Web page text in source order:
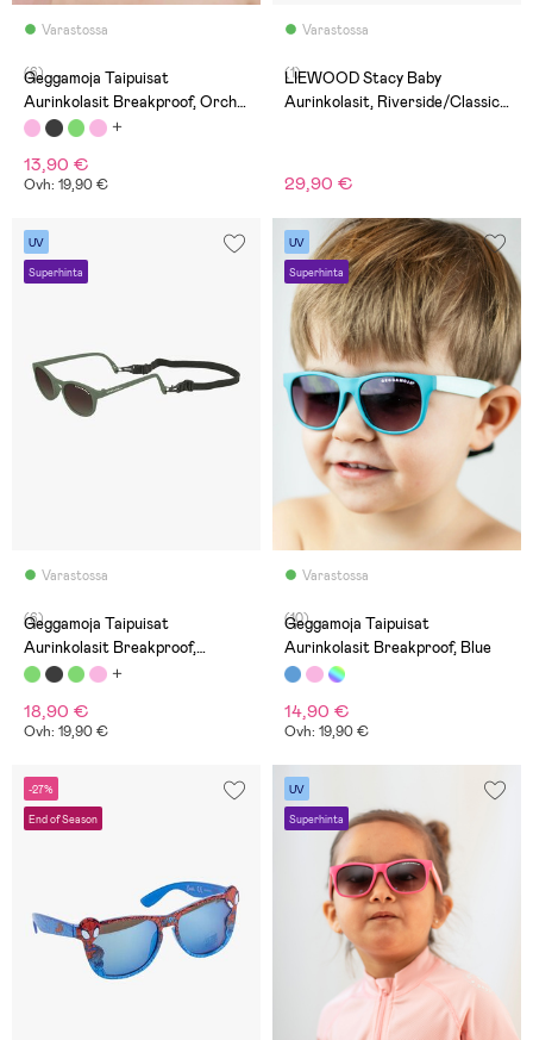
Varastossa
(6)
Geggamoja Taipuisat
Aurinkolasit Breakproof, Orchid
Bloom
13,90 €
Ovh: 19,90 €
Varastossa
(1)
LIEWOOD Stacy Baby
Aurinkolasit, Riverside/Classic
29,90 €
UV
Superhinta
Varastossa
(6)
Geggamoja Taipuisat
Aurinkolasit Breakproof,
Sammalenvihreät
18,90 €
Ovh: 19,90 €
UV
Superhinta
Varastossa
(10)
Geggamoja Taipuisat
Aurinkolasit Breakproof, Blue
14,90 €
Ovh: 19,90 €
-27%
End of Season
UV
Superhinta